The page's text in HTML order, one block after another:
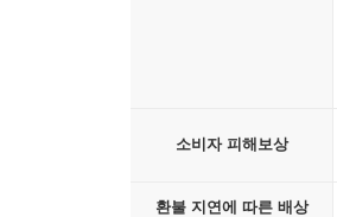
소비자 피해보상
환불 지연에 따른 배상